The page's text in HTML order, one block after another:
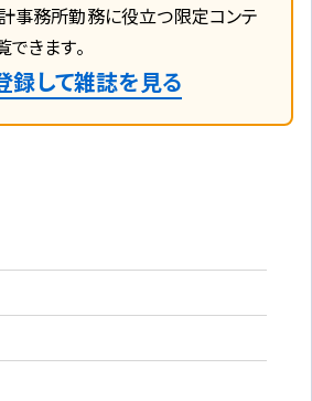
事務所勤務に役立つ限定コンテ
きます。
して雑誌を見る